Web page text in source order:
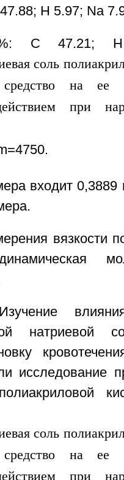
Н 5.97; Na
%: С 47.21;
входит
вязкости
влияния
натриевой
исследование